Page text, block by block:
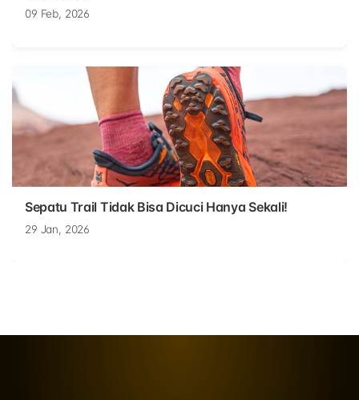
09 Feb, 2026
Sepatu Trail Tidak Bisa Dicuci Hanya Sekali!
29 Jan, 2026